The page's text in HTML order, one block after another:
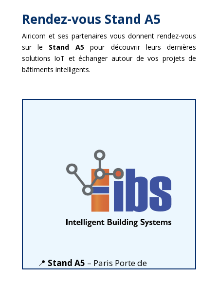
Rendez-vous Stand A5
Airicom et ses partenaires vous donnent rendez-vous
sur le Stand A5pour découvrir leurs dernières
solutions IoT et échanger autour de vos projets de
bâtiments intelligents.
📍 Stand A5 – Paris Porte de